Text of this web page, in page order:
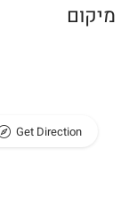
מיקום
Get Direction